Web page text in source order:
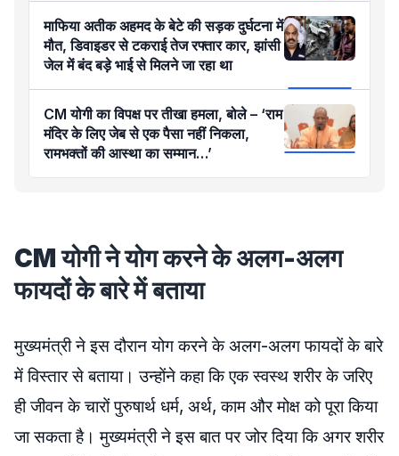
माफिया अतीक अहमद के बेटे की सड़क दुर्घटना में
मौत, डिवाइडर से टकराई तेज रफ्तार कार, झांसी
जेल में बंद बड़े भाई से मिलने जा रहा था
CM योगी का विपक्ष पर तीखा हमला, बोले – ‘राम
मंदिर के लिए जेब से एक पैसा नहीं निकला,
रामभक्तों की आस्था का सम्मान…’
CM योगी ने योग करने के अलग-अलग
फायदों के बारे में बताया
मुख्यमंत्री ने इस दौरान योग करने के अलग-अलग फायदों के बारे
में विस्तार से बताया। उन्होंने कहा कि एक स्वस्थ शरीर के जरिए
ही जीवन के चारों पुरुषार्थ धर्म, अर्थ, काम और मोक्ष को पूरा किया
जा सकता है। मुख्यमंत्री ने इस बात पर जोर दिया कि अगर शरीर